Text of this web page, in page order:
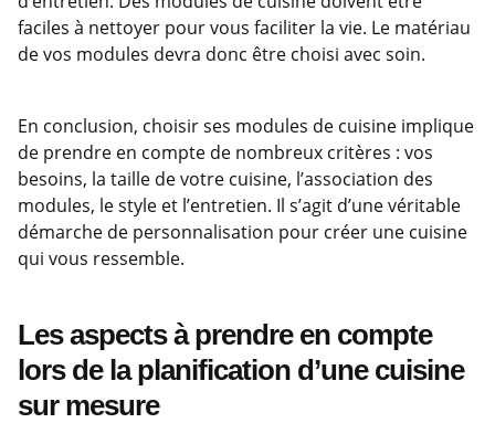
faciles à nettoyer pour vous faciliter la vie. Le matériau
de vos modules devra donc être choisi avec soin.
En conclusion, choisir ses modules de cuisine implique
de prendre en compte de nombreux critères : vos
besoins, la taille de votre cuisine, l’association des
modules, le style et l’entretien. Il s’agit d’une véritable
démarche de personnalisation pour créer une cuisine
qui vous ressemble.
Les aspects à prendre en compte
lors de la planification d’une cuisine
sur mesure